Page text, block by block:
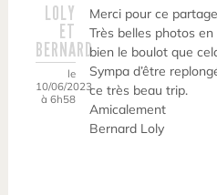
LOLY
ET
BERNARD
le
10/06/2023
à 6h58
Merci pour ce partage
Très belles photos
bien le boulot que
Sympa d’être
ce très beau trip.
Amicalement
Bernard Loly